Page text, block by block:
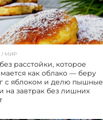
/ МИР
расстойки, которое
как облако — беру
с яблоком и делю пышные
на завтрак без лишних